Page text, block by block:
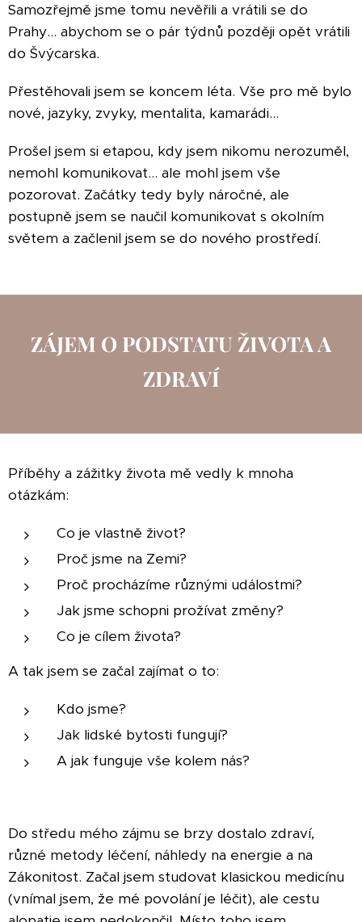
Samozřejmě jsme tomu nevěřili a vrátili se do
Prahy… abychom se o pár týdnů později opět vrátili
do Švýcarska.
Přestěhovali jsem se koncem léta. Vše pro mě bylo
nové, jazyky, zvyky, mentalita, kamarádi…
Prošel jsem si etapou, kdy jsem nikomu nerozuměl,
nemohl komunikovat… ale mohl jsem vše
pozorovat. Začátky tedy byly náročné, ale
postupně jsem se naučil komunikovat s okolním
světem a začlenil jsem se do nového prostředí.
ZÁJEM O PODSTATU ŽIVOTA A
ZDRAVÍ
Příběhy a zážitky života mě vedly k mnoha
otázkám:
Co je vlastně život?
Proč jsme na Zemi?
Proč procházíme různými událostmi?
Jak jsme schopni prožívat změny?
Co je cílem života?
A tak jsem se začal zajímat o to:
Kdo jsme?
Jak lidské bytosti fungují?
A jak funguje vše kolem nás?
Do středu mého zájmu se brzy dostalo zdraví,
různé metody léčení, náhledy na energie a na
Zákonitost. Začal jsem studovat klasickou medicínu
(vnímal jsem, že mé povolání je léčit), ale cestu